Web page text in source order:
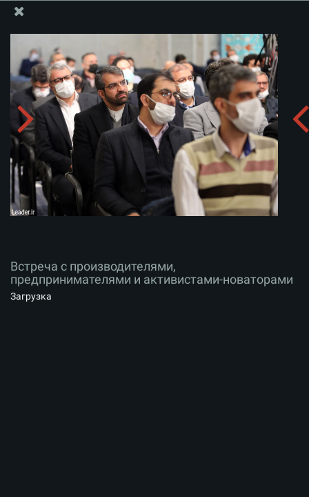
Встреча с производителями, предпринимателями и
активистами-новаторами
Скачать альбом:
Встреча с производителями,
предпринимателями и активистами-новаторами
Загрузка